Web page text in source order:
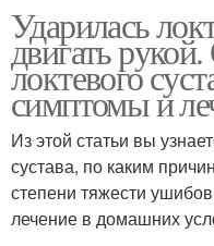
Ударилась
двигать
локтевого
симптомы и
Из этой статьи вы
сустава, по каким
степени тяжести
лечение в домашних